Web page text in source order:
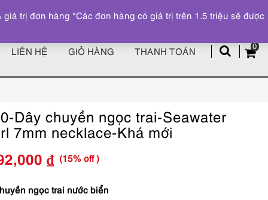
z
0
LIÊN HỆ GIỎ HÀNG THANH TOÁN
Dây chuyền ngọc trai-Seawater
7mm necklace-Khá mới
Giá
gốc
₫
Giá
hiện
(15% off )
ngọc trai nước biển
trị đơn hàng *Các đơn hàng có giá trị trên 1.5 triệu sẽ được